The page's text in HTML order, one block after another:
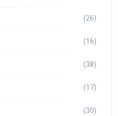
(26)
(16)
(38)
(17)
(30)